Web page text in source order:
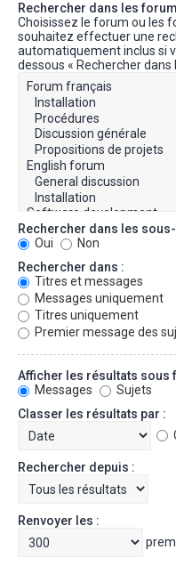
Rechercher dans les
Choisissez le forum ou les
souhaitez effectuer une
automatiquement inclus si
dessous « Rechercher dans
Rechercher dans les
Oui
Non
Rechercher dans :
Titres et messages
Messages uniquement
Titres uniquement
Premier message des
Afficher les résultats sous
Messages
Sujets
Classer les résultats par :
Rechercher depuis :
Renvoyer les :